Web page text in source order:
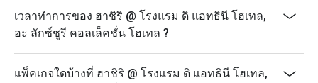
เวลาทำการของ ฮาชิริ @ โรงแรม ดิ แอทธินี โฮเทล,
อะ ลักซ์ชูรี คอลเล็คชั่น โฮเทล ?
แพ็คเกจใดบ้างที่ ฮาชิริ @ โรงแรม ดิ แอทธินี โฮเทล,